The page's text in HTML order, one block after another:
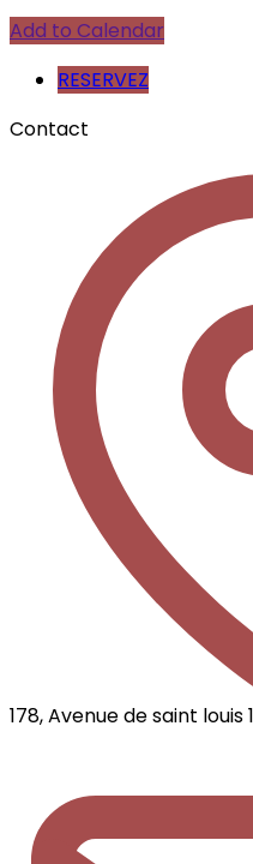
Add to Calendar
RESERVEZ
Contact
178, Avenue de saint louis